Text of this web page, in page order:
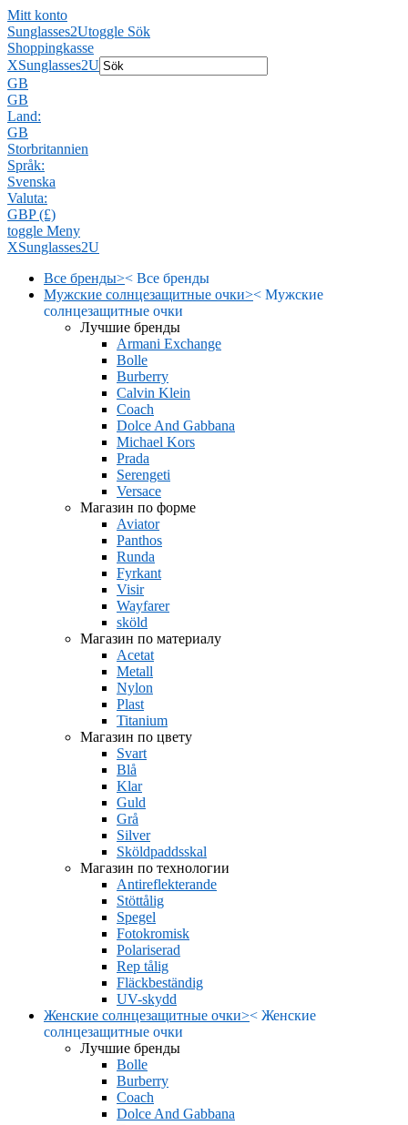
Mitt konto
Sunglasses2Utoggle Sök
Shoppingkasse
XSunglasses2U
GB
GB
Land:
GB
Storbritannien
Språk:
Svenska
Valuta:
GBP (£)
toggle Meny
XSunglasses2U
Все бренды>< Все бренды
Мужские солнцезащитные очки>< Мужские
солнцезащитные очки
Лучшие бренды
Armani Exchange
Bolle
Burberry
Calvin Klein
Coach
Dolce And Gabbana
Michael Kors
Prada
Serengeti
Versace
Магазин по форме
Aviator
Panthos
Runda
Fyrkant
Visir
Wayfarer
sköld
Магазин по материалу
Acetat
Metall
Nylon
Plast
Titanium
Магазин по цвету
Svart
Blå
Klar
Guld
Grå
Silver
Sköldpaddsskal
Магазин по технологии
Antireflekterande
Stöttålig
Spegel
Fotokromisk
Polariserad
Rep tålig
Fläckbeständig
UV-skydd
Женские солнцезащитные очки>< Женские
солнцезащитные очки
Лучшие бренды
Bolle
Burberry
Coach
Dolce And Gabbana